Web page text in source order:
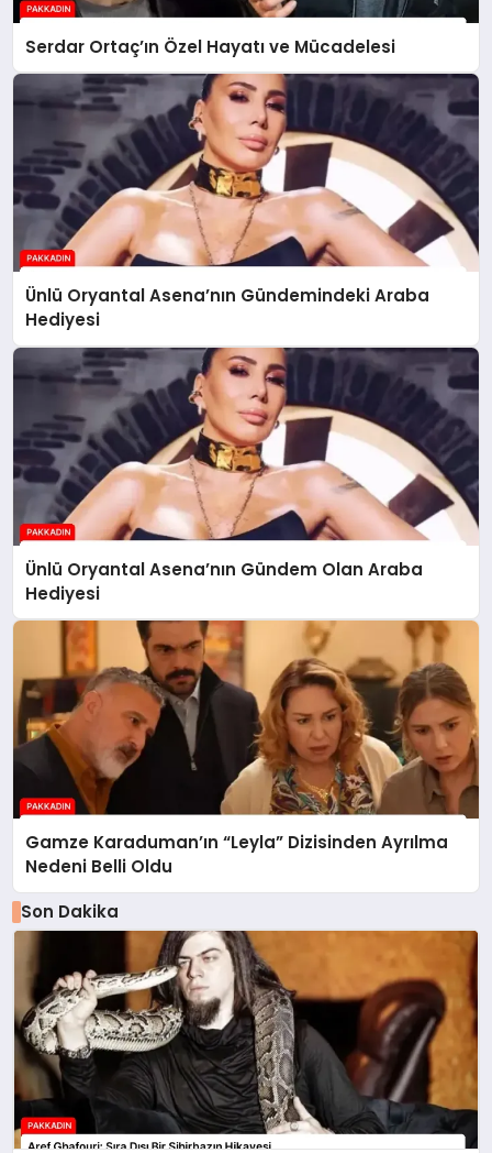
Serdar Ortaç’ın Özel Hayatı ve Mücadelesi
Ünlü Oryantal Asena’nın Gündemindeki Araba
Hediyesi
Ünlü Oryantal Asena’nın Gündem Olan Araba
Hediyesi
Gamze Karaduman’ın “Leyla” Dizisinden Ayrılma
Nedeni Belli Oldu
Son Dakika